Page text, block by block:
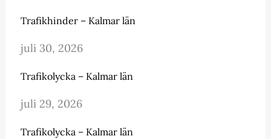
Trafikhinder – Kalmar län
juli 30, 2026
Trafikolycka – Kalmar län
juli 29, 2026
Trafikolycka – Kalmar län